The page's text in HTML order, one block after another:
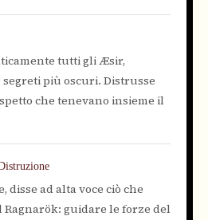
tutti gli Æsir,
più oscuri. Distrusse
che tenevano insieme il
disse ad alta voce ciò che
Ragnarök: guidare le forze del